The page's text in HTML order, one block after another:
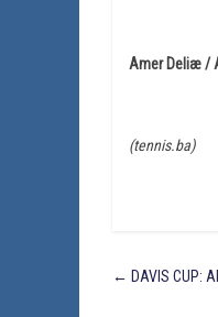
Amer Deliæ /
(tennis.ba)
← DAVIS CUP: